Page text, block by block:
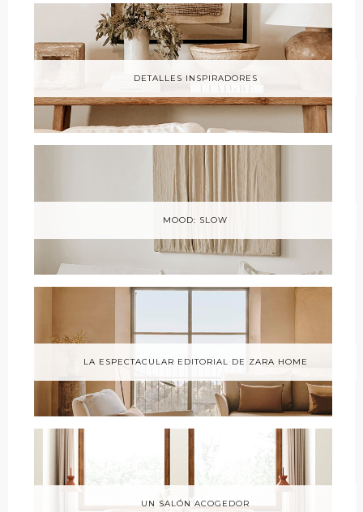
DETALLES INSPIRADORES
MOOD: SLOW
LA ESPECTACULAR EDITORIAL DE ZARA HOME
UN SALÓN ACOGEDOR